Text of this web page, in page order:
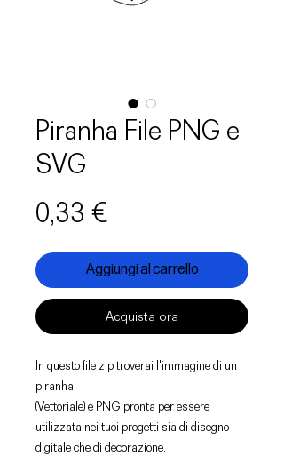
Piranha File PNG e
SVG
0,33 €
Aggiungi al carrello
Acquista ora
In questo file zip troverai l'immagine di un
piranha
(Vettoriale) e PNG pronta per essere
utilizzata nei tuoi progetti sia di disegno
digitale che di decorazione.